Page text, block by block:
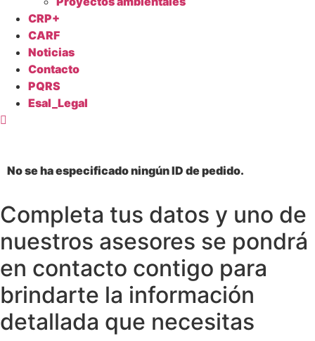
CRP+
CARF
Noticias
Contacto
PQRS
Esal_Legal
No se ha especificado ningún ID de pedido.
Completa tus datos y uno de
nuestros asesores se pondrá
en contacto contigo para
brindarte la información
detallada que necesitas